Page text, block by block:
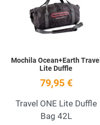
Mochila Ocean+Earth Travel
Lite Duffle
79,95 €
Travel ONE Lite Duffle
Bag 42L